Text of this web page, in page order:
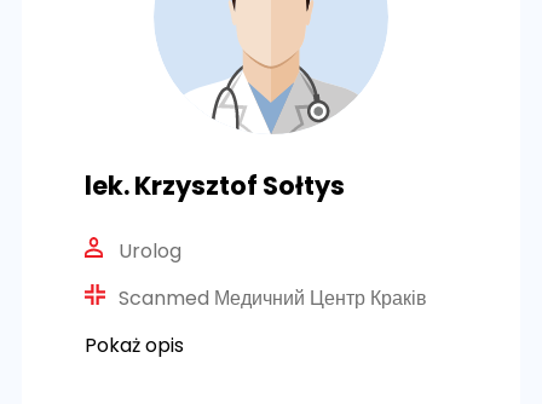
lek. Krzysztof Sołtys
Urolog
Scanmed Медичний Центр Краків
Pokaż opis